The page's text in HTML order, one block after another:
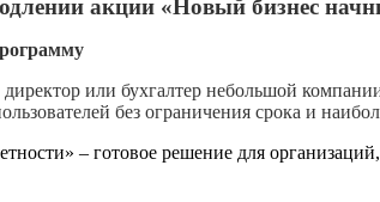
акции «Новый бизнес
или бухгалтер небольшой
без ограничения срока и
– готовое решение для